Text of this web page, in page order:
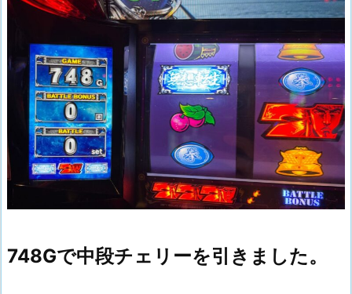
748Gで中段チェリーを引きました。